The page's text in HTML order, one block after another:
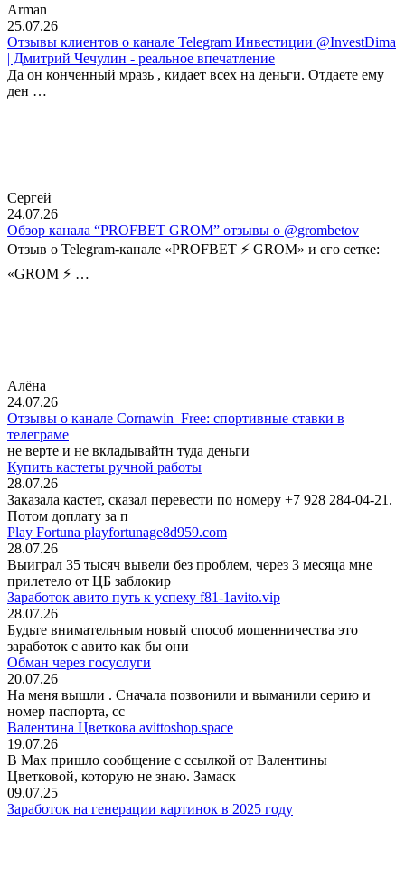
Arman
25.07.26
Отзывы клиентов о канале Telegram Инвестиции @InvestDima
| Дмитрий Чечулин - реальное впечатление
Да он конченный мразь , кидает всех на деньги. Отдаете ему
ден …
Сергей
24.07.26
Обзор канала “PROFBET GROM” отзывы о @grombetov
Отзыв о Telegram-канале «PROFBET ⚡️ GROM» и его сетке:
«GROM ⚡️ …
Алёна
24.07.26
Отзывы о канале Cornawin_Free: спортивные ставки в
телеграме
не верте и не вкладывайтн туда деньги
Купить кастеты ручной работы
28.07.26
Заказала кастет, сказал перевести по номеру +7 928 284-04-21.
Потом доплату за п
Play Fortuna playfortunage8d959.com
28.07.26
Выиграл 35 тысяч вывели без проблем, через 3 месяца мне
прилетело от ЦБ заблокир
Заработок авито путь к успеху f81-1avito.vip
28.07.26
Будьте внимательным новый способ мошенничества это
заработок с авито как бы они
Обман через госуслуги
20.07.26
На меня вышли . Сначала позвонили и выманили серию и
номер паспорта, сс
Валентина Цветкова avittoshop.space
19.07.26
В Мах пришло сообщение с ссылкой от Валентины
Цветковой, которую не знаю. Замаск
09.07.25
Заработок на генерации картинок в 2025 году